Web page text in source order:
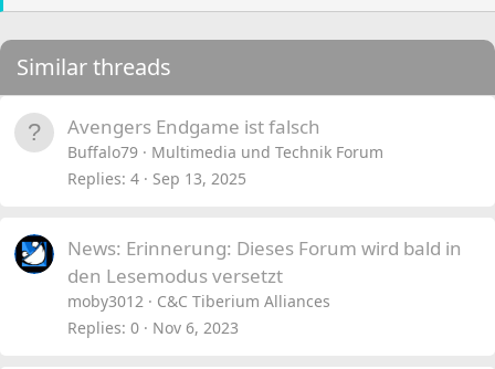
Similar threads
Avengers Endgame ist falsch
Buffalo79
Multimedia und Technik Forum
Replies 4 Sep 13, 2025
News: Erinnerung: Dieses Forum wird bald in
den Lesemodus versetzt
moby3012
C&C Tiberium Alliances
Replies 0 Nov 6, 2023